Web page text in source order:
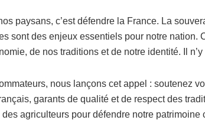
paysans, c’est défendre la France. La
sont des enjeux essentiels pour notre nation.
de nos traditions et de notre identité. Il
nous lançons cet appel : soutenez
garants de qualité et de respect des
des agriculteurs pour défendre notre